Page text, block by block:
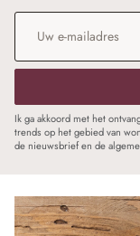
E-mailadres
Ik ga akkoord met het
trends op het gebied van
de nieuwsbrief en de